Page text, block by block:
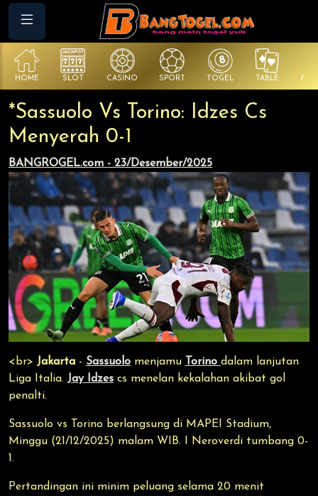
HOME SLOT CASINO SPORT TOGEL TABLE
*Sassuolo Vs Torino: Idzes Cs
Menyerah 0-1
BANGROGEL.com - 23/Desember/2025
<br> Jakarta - Sassuolo menjamu Torino dalam lanjutan
Liga Italia. Jay Idzes cs menelan kekalahan akibat gol
penalti.
Sassuolo vs Torino berlangsung di MAPEI Stadium,
Minggu (21/12/2025) malam WIB. I Neroverdi tumbang 0-
1.
Pertandingan ini minim peluang selama 20 menit